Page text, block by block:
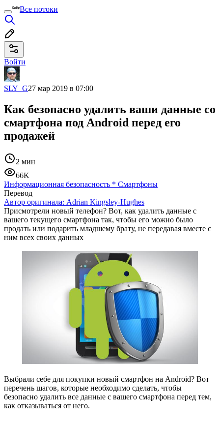
Все потоки
Войти
SLY_G27 мар 2019 в 07:00
Как безопасно удалить ваши данные со
смартфона под Android перед его
продажей
2 мин
66K
Информационная безопасность * Смартфоны
Перевод
Автор оригинала: Adrian Kingsley-Hughes
Присмотрели новый телефон? Вот, как удалить данные с
вашего текущего смартфона так, чтобы его можно было
продать или подарить младшему брату, не передавая вместе с
ним всех своих данных
Выбрали себе для покупки новый смартфон на Android? Вот
перечень шагов, которые необходимо сделать, чтобы
безопасно удалить все данные с вашего смартфона перед тем,
как отказываться от него.